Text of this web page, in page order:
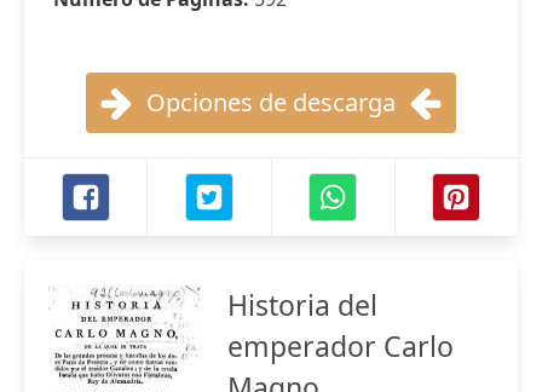
Opciones de descarga
Historia del
emperador Carlo